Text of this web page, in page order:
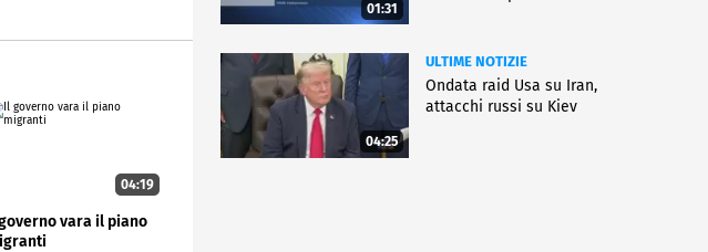
04:19
vara il piano
01:31
04:25
ULTIME NOTIZIE
Ondata raid Usa su Iran,
attacchi russi su Kiev